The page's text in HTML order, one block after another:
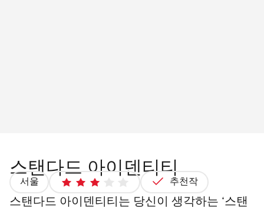
스탠다드 아이덴티티
서울
3
최
추천작
스탠다드 아이덴티티는 당신이 생각하는 ‘스탠